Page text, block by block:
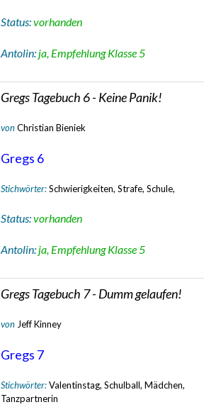
Status:vorhanden
Antolin: ja, Empfehlung Klasse 5
Gregs Tagebuch 6 - Keine Panik!
vonChristian Bieniek
Gregs 6
Stichwörter:Schwierigkeiten, Strafe, Schule,
Status:vorhanden
Antolin: ja, Empfehlung Klasse 5
Gregs Tagebuch 7 - Dumm gelaufen!
von Jeff Kinney
Gregs 7
Stichwörter:Valentinstag, Schulball, Mädchen,
Tanzpartnerin